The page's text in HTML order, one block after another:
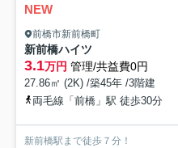
NEW
前橋市新前橋町
新前橋ハイツ
3.1万円 管理/共益費0円
27.86㎡ (2K) /築45年 /3階建
両毛線「前橋」駅 徒歩30分
新前橋駅まで徒歩７分！